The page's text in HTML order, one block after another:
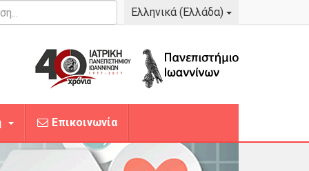
Ελληνικά (Ελλάδα)
Επικοινωνία